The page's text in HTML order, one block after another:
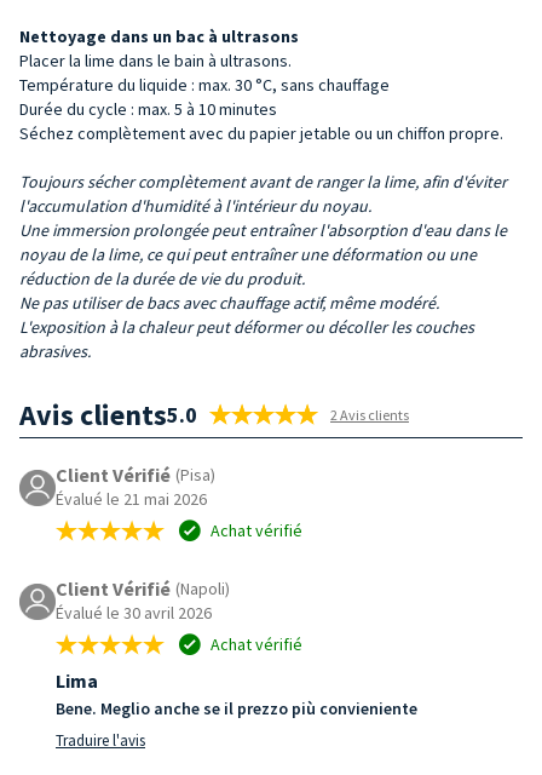
Nettoyage dans un bac à ultrasons
Placer la lime dans le bain à ultrasons.
Température du liquide : max. 30 °C, sans chauffage
Durée du cycle : max. 5 à 10 minutes
Séchez complètement avec du papier jetable ou un chiffon propre.
Toujours sécher complètement avant de ranger la lime, afin d'éviter
l'accumulation d'humidité à l'intérieur du noyau.
Une immersion prolongée peut entraînerl'absorption d'eau dans le
noyau de la lime, cequi peut entraîner une déformation ou une
réduction de la durée de vie du produit.
Ne pas utiliser de bacs avec chauffage actif, même modéré.
L'exposition à la chaleur peut déformer ou décoller les couches
abrasives.
Avis clients5.0 2 Avis clients
Client Vérifié (Pisa)
Évalué le 21 mai 2026
Achat vérifié
Client Vérifié (Napoli)
Évalué le 30 avril 2026
Achat vérifié
Lima
Bene. Meglio anche se il prezzo più convieniente
Traduire l'avis